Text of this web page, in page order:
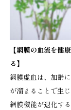
【網膜の血流を健
る】
網膜虚血は、加齢
が溜まることで生
網膜機能が退化す